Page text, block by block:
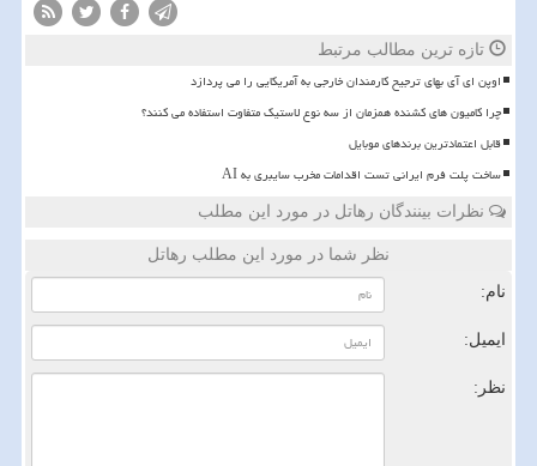
تازه ترین مطالب مرتبط
اوپن ای آی بهای ترجیح کارمندان خارجی به آمریکایی را می پردازد
چرا کامیون های کشنده همزمان از سه نوع لاستیک متفاوت استفاده می کنند؟
قابل اعتمادترین برندهای موبایل
ساخت پلت فرم ایرانی تست اقدامات مخرب سایبری به AI
نظرات بینندگان رهاتل در مورد این مطلب
نظر شما در مورد این مطلب رهاتل
نام:
ایمیل:
نظر: